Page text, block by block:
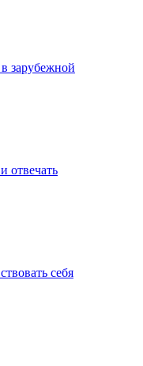
зарубежной
отвечать
себя